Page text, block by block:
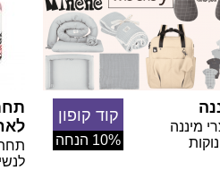
מיננה
קוד קופון
10% הנחה